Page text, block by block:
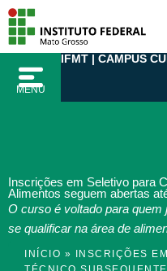
para
conteúdo
MENU
IFMT | CAMPUS
Inscrições em Seletivo para
Alimentos seguem abertas
O curso é voltado para quem
se qualificar na área de
INÍCIO » INSCRIÇÕES